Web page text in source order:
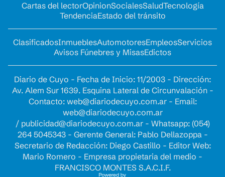
Cartas del lectorOpinionSocialesSaludTecnología
TendenciaEstado del tránsito
ClasificadosInmueblesAutomotoresEmpleosServicios
Avisos Fúnebres y MisasEdictos
Diario de Cuyo - Fecha de Inicio: 11/2003 - Dirección:
Av. Alem Sur 1639. Esquina Lateral de Circunvalación -
Contacto: web@diariodecuyo.com.ar- Email:
web@diariodecuyo.com.ar
/ publicidad@diariodecuyo.com.ar- Whatsapp: (054)
264 5045343 - Gerente General: Pablo Dellazoppa -
Secretario de Redacción: Diego Castillo - Editor Web:
Mario Romero - Empresa propietaria del medio -
FRANCISCO MONTES S.A.C.I.F.